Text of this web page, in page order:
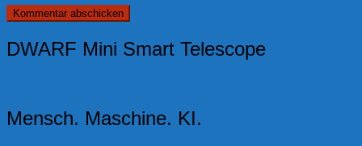
DWARF Mini Smart Telescope
Mensch. Maschine. KI.